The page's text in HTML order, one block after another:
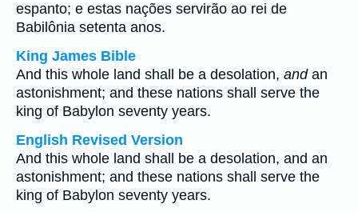
espanto; e estas nações servirão ao rei de
Babilônia setenta anos.
King James Bible
And this whole land shall be a desolation, andan
astonishment; and these nations shall serve the
king of Babylon seventy years.
English Revised Version
And this whole land shall be a desolation, and an
astonishment; and these nations shall serve the
king of Babylon seventy years.